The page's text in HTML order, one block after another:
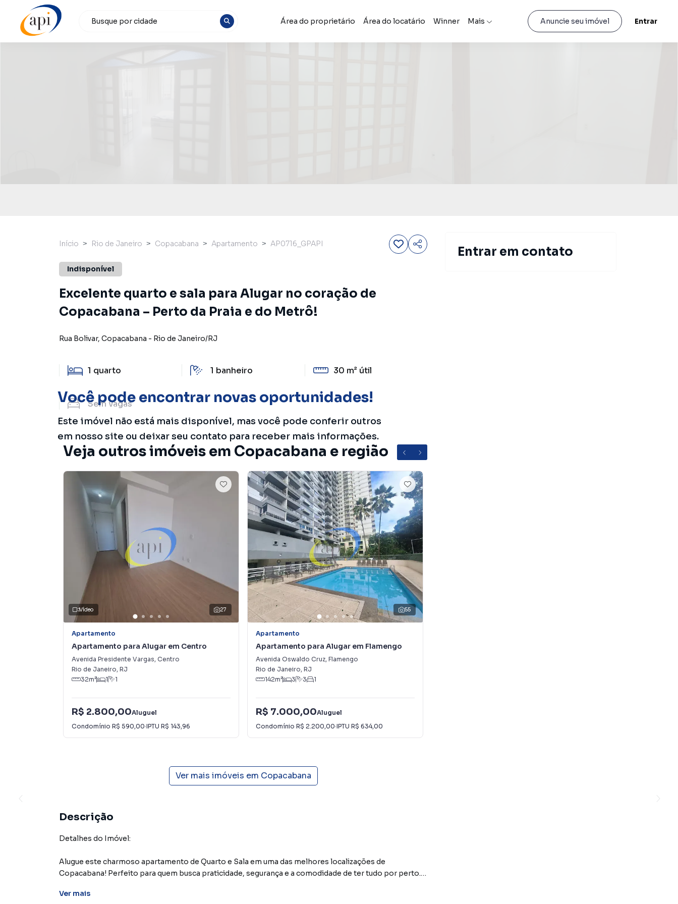
Área do proprietário Área do locatário Winner Mais Anuncie seu imóvel Entrar
Você pode encontrar novas oportunidades!
Este imóvel não está mais disponível, mas você pode conferir outros
em nosso site ou deixar seu contato para receber mais informações.
Início Rio de Janeiro Copacabana Apartamento AP0716_GPAPI
Indisponível
Excelente quarto e sala para Alugar no coração de
Copacabana – Perto da Praia e do Metrô!
Rua Bolivar, Copacabana - Rio de Janeiro/RJ
1 quarto 1 banheiro 30 m² útil
Semvagas
Veja outros imóveis em Copacabana e região
27
Vídeo
Apartamento
Apartamento para Alugar em Centro
Avenida Presidente Vargas, Centro
Rio de Janeiro, RJ
32m² 1 1
R$ 2.800,00Aluguel
Condomínio R$ 590,00·IPTU R$ 143,96
55
Apartamento
Apartamento para Alugar em Flamengo
Avenida Oswaldo Cruz, Flamengo
Rio de Janeiro, RJ
142m² 3 3 1
R$ 7.000,00Aluguel
Condomínio R$ 2.200,00·IPTU R$ 634,00
Ver mais imóveis em Copacabana
Descrição
Detalhes do Imóvel:
Alugue este charmoso apartamento de Quarto e Sala em uma das melhores localizações de
Copacabana! Perfeito para quem busca praticidade, segurança e a comodidade de ter tudo por perto.
Composição:
Ver mais
Entrar em contato